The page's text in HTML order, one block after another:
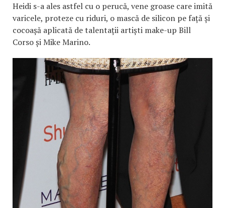
Heidi s-a ales astfel cu o perucă, vene groase care imită
varicele, proteze cu riduri, o mască de silicon pe față și
cocoașă aplicată de talentații artiști make-up Bill
Corso și Mike Marino.